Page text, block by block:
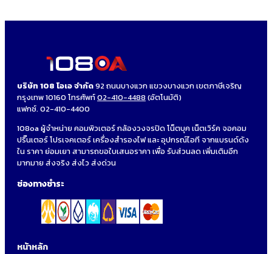
บริษัท 108 โอเอ จำกัด92 ถนนบางแวก แขวงบางแวก เขตภาษีเจริญ
กรุงเทพ 10160 โทรศัพท์02-410-4488 (อัตโนมัติ)
แฟกซ์. 02-410-4400
108oa ผู้จำหน่าย คอมพิวเตอร์ กล้องวงจรปิด โน็ตบุค เน็ตเวิร์ค จอคอม
ปริ๊นเตอร์ โปรเจคเตอร์ เครื่องสำรองไฟ และ อุปกรณ์ไอที จากแบรนด์ดัง
ใน ราคา ย่อมเยา สามารถขอใบเสนอราคา เพื่อ รับส่วนลด เพิ่มเติมอีก
มากมาย ส่งจริง ส่งไว ส่งด่วน
ช่องทางชำระ
หน้าหลัก